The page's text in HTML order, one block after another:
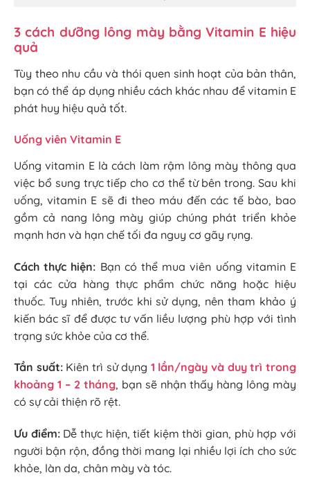
3 cách dưỡng lông mày bằng Vitamin E hiệu
quả
Tùy theo nhu cầu và thói quen sinh hoạt của bản thân,
bạn có thể áp dụng nhiều cách khác nhau để vitamin E
phát huy hiệu quả tốt.
Uống viên Vitamin E
Uống vitamin E là cách làm rậm lông mày thông qua
việc bổ sung trực tiếp cho cơ thể từ bên trong. Sau khi
uống, vitamin E sẽ đi theo máu đến các tế bào, bao
gồm cả nang lông mày giúp chúng phát triển khỏe
mạnh hơn và hạn chế tối đa nguy cơ gãy rụng.
Cách thực hiện: Bạn có thể mua viên uống vitamin E
tại các cửa hàng thực phẩm chức năng hoặc hiệu
thuốc. Tuy nhiên, trước khi sử dụng, nên tham khảo ý
kiến bác sĩ để được tư vấn liều lượng phù hợp với tình
trạng sức khỏe của cơ thể.
Tần suất:Kiên trì sử dụng 1 lần/ngày và duy trì trong
khoảng 1 – 2 tháng, bạn sẽ nhận thấy hàng lông mày
có sự cải thiện rõ rệt.
Ưu điểm:Dễ thực hiện, tiết kiệm thời gian, phù hợp với
người bận rộn, đồng thời mang lại nhiều lợi ích cho sức
khỏe, làn da, chân mày và tóc.